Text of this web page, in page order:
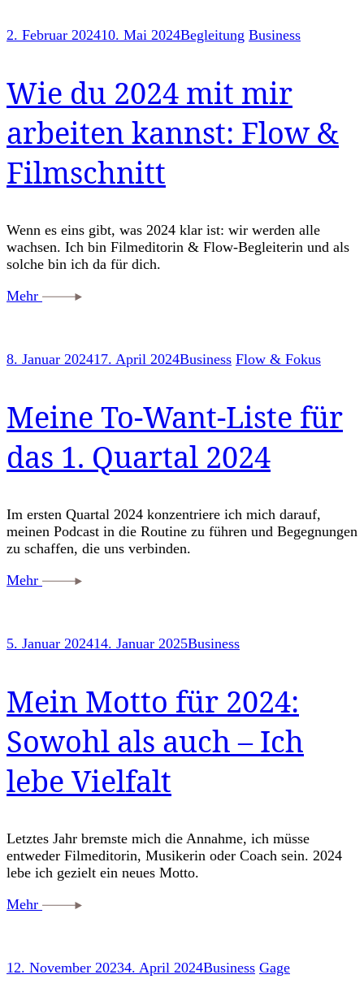
2. Februar 202410. Mai 2024Begleitung Business
Wie du 2024 mit mir
arbeiten kannst: Flow &
Filmschnitt
Wenn es eins gibt, was 2024 klar ist: wir werden alle
wachsen. Ich bin Filmeditorin & Flow-Begleiterin und als
solche bin ich da für dich.
Mehr
8. Januar 202417. April 2024Business Flow & Fokus
Meine To-Want-Liste für
das 1. Quartal 2024
Im ersten Quartal 2024 konzentriere ich mich darauf,
meinen Podcast in die Routine zu führen und Begegnungen
zu schaffen, die uns verbinden.
Mehr
5. Januar 202414. Januar 2025Business
Mein Motto für 2024:
Sowohl als auch – Ich
lebe Vielfalt
Letztes Jahr bremste mich die Annahme, ich müsse
entweder Filmeditorin, Musikerin oder Coach sein. 2024
lebe ich gezielt ein neues Motto.
Mehr
12. November 20234. April 2024Business Gage